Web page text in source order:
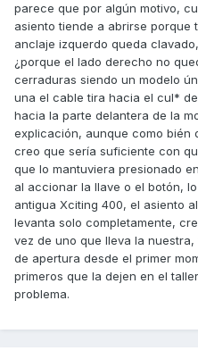
parece que por algún motivo,
asiento tiende a abrirse porque
anclaje izquerdo queda
¿porque el lado derecho no
cerraduras siendo un modelo
una el cable tira hacia el cul*
hacia la parte delantera de la
explicación, aunque como bién
creo que sería suficiente con
que lo mantuviera presionado
al accionar la llave o el botón,
antigua Xciting 400, el asiento
levanta solo completamente,
vez de uno que lleva la
de apertura desde el primer
primeros que la dejen en el
problema.